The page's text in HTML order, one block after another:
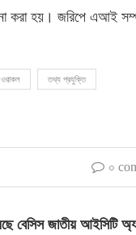
করা হয়। জরিপে এআই
ওরাকল তথ্য প্রযুক্তি
০
বেসিস জাতীয় আইসিটি